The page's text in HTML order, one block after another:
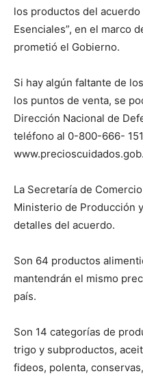
los productos del
Esenciales”, en el marco
prometió el Gobierno.
Si hay algún faltante de
los puntos de venta, se
Dirección Nacional de
teléfono al 0-800-666-
La Secretaría de
Ministerio de Producción
detalles del acuerdo.
Son 64 productos
mantendrán el mismo
país.
Son 14 categorías de
trigo y subproductos,
fideos, polenta,